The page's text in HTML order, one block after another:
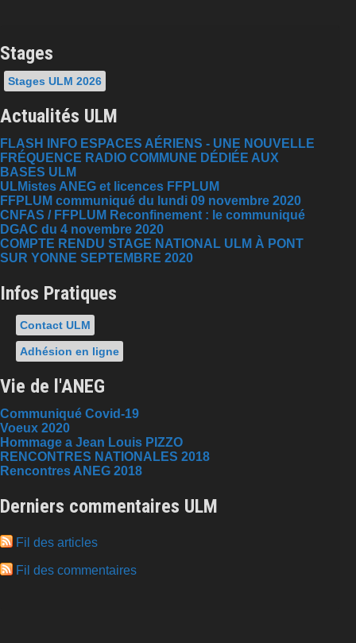
Stages
Stages ULM 2026
Actualités ULM
FLASH INFO ESPACES AÉRIENS - UNE NOUVELLE
FRÉQUENCE RADIO COMMUNE DÉDIÉE AUX
BASES ULM
ULMistes ANEG et licences FFPLUM
FFPLUM communiqué du lundi 09 novembre 2020
CNFAS / FFPLUM Reconfinement : le communiqué
DGAC du 4 novembre 2020
COMPTE RENDU STAGE NATIONAL ULM À PONT
SUR YONNE SEPTEMBRE 2020
Infos Pratiques
Contact ULM
Adhésion en ligne
Vie de l'ANEG
Communiqué Covid-19
Voeux 2020
Hommage a Jean Louis PIZZO
RENCONTRES NATIONALES 2018
Rencontres ANEG 2018
Derniers commentaires ULM
Fil des articles
Fil des commentaires